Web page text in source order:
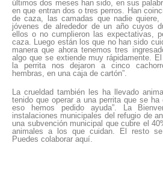
últimos dos meses han sido, en sus
en que entran dos o tres perros. Han
de caza, las camadas que nadie
jóvenes de alrededor de un año cuyos
ellos o no cumplieron las expectativas,
caza. Luego están los que no han sido
manera que ahora tenemos tres
algo que se extiende muy rápidamente.
la perrita nos dejaron a cinco
hembras, en una caja de cartón”.
La crueldad también les ha llevado
tenido que operar a una perrita que se ha
eso hemos pedido ayuda”. La
instalaciones municipales del refugio de
una subvención municipal que cubre el
animales a los que cuidan. El resto se
Puedes colaborar aquí.